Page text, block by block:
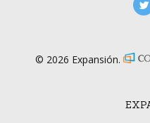
© 2026 Expansión.